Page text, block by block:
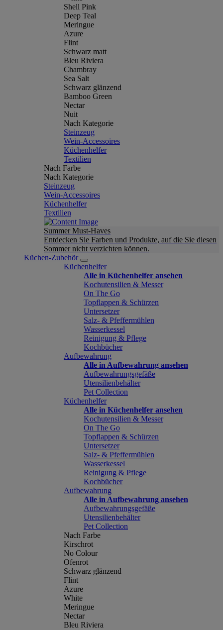
Shell Pink
Deep Teal
Meringue
Azure
Flint
Schwarz matt
Bleu Riviera
Chambray
Sea Salt
Schwarz glänzend
Bamboo Green
Nectar
Nuit
Nach Kategorie
Steinzeug
Wein-Accessoires
Küchenhelfer
Textilien
Nach Farbe
Nach Kategorie
Steinzeug
Wein-Accessoires
Küchenhelfer
Textilien
Summer Must-Haves
Entdecken Sie Farben und Produkte, auf die Sie diesen
Sommer nicht verzichten können.
Küchen-Zubehör
Küchenhelfer
Alle in Küchenhelfer ansehen
Kochutensilien & Messer
On The Go
Topflappen & Schürzen
Untersetzer
Salz- & Pfeffermühlen
Wasserkessel
Reinigung & Pflege
Kochbücher
Aufbewahrung
Alle in Aufbewahrung ansehen
Aufbewahrungsgefäße
Utensilienbehälter
Pet Collection
Küchenhelfer
Alle in Küchenhelfer ansehen
Kochutensilien & Messer
On The Go
Topflappen & Schürzen
Untersetzer
Salz- & Pfeffermühlen
Wasserkessel
Reinigung & Pflege
Kochbücher
Aufbewahrung
Alle in Aufbewahrung ansehen
Aufbewahrungsgefäße
Utensilienbehälter
Pet Collection
Nach Farbe
Kirschrot
No Colour
Ofenrot
Schwarz glänzend
Flint
Azure
White
Meringue
Nectar
Bleu Riviera